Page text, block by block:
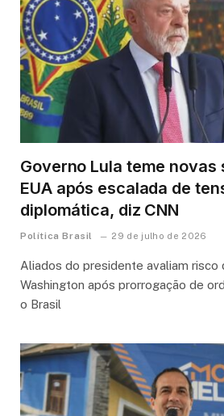
Governo Lula teme novas
EUA após escalada de
diplomática, diz CNN
Política Brasil 29 de julho de 2026
Aliados do presidente avaliam risco
Washington após prorrogação de
o Brasil